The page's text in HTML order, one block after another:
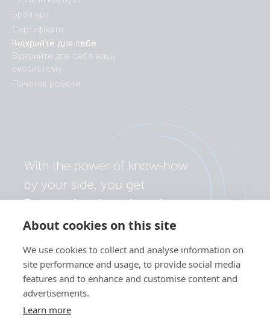
About cookies on this site
We use cookies to collect and analyse information on
site performance and usage, to provide social media
features and to enhance and customise content and
advertisements.
Learn more
Відкрийте для себе
Відкрийте для себе нашу
екосистему
Початок роботи
Брошури
Сертифікати